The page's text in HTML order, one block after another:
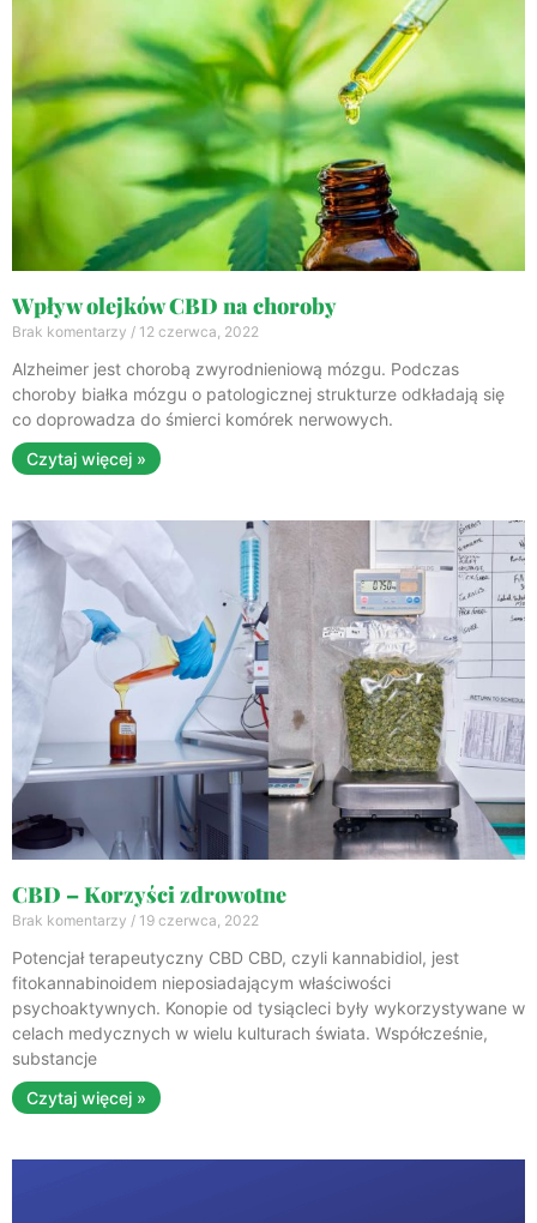
Wpływ olejków CBD na choroby
Brak komentarzy 12 czerwca, 2022
Alzheimer jest chorobą zwyrodnieniową mózgu. Podczas
choroby białka mózgu o patologicznej strukturze odkładają się
co doprowadza do śmierci komórek nerwowych.
Czytaj więcej »
CBD – Korzyści zdrowotne
Brak komentarzy 19 czerwca, 2022
Potencjał terapeutyczny CBD CBD, czyli kannabidiol, jest
fitokannabinoidem nieposiadającym właściwości
psychoaktywnych. Konopie od tysiącleci były wykorzystywane w
celach medycznych w wielu kulturach świata. Współcześnie,
substancje
Czytaj więcej »